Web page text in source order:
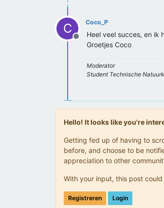
C
Offline
Coco_P
Heel veel succes, en ik
Groetjes Coco
Moderator
Student Technische
Hello! It looks like you're
Getting fed up of having to
before, and choose to be
appreciation to other
With your input, this post
Registreren Login